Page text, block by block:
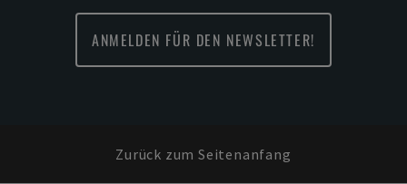
ANMELDEN FÜR DEN NEWSLETTER!
Zurück zum Seitenanfang